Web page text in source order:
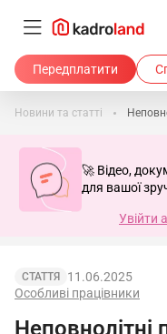
Передплатити
Новини та статті
🚀 Відео,
для вашої
Увійти
СТАТТЯ
Особливі працівники
11.06.2025
Неповнолітні